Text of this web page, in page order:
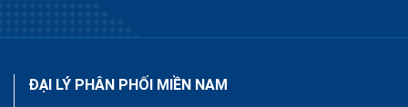
ĐẠI LÝ PHÂN PHỐI MIỀN NAM